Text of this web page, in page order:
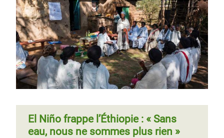
El Niño frappe l’Éthiopie : « Sans
eau, nous ne sommes plus rien »